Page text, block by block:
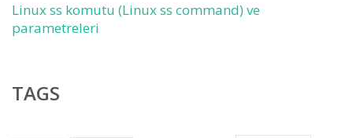
Linux ss komutu (Linux ss command) ve
parametreleri
TAGS